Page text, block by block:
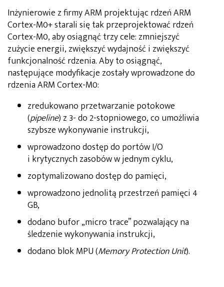
Inżynierowie z firmy ARM projektując rdzeń ARM
Cortex-M0+ starali się tak przeprojektować rdzeń
Cortex-M0, aby osiągnąć trzy cele: zmniejszyć
zużycie energii, zwiększyć wydajność i zwiększyć
funkcjonalność rdzenia. Aby to osiągnąć,
następujące modyfikacje zostały wprowadzone do
rdzenia ARM Cortex-M0:
zredukowano przetwarzanie potokowe
(pipeline) z 3- do 2-stopniowego, co umożliwia
szybsze wykonywanie instrukcji,
wprowadzono dostęp do portów I/O
i krytycznych zasobów w jednym cyklu,
zoptymalizowano dostęp do pamięci,
wprowadzono jednolitą przestrzeń pamięci 4
GB,
dodano bufor „micro trace” pozwalający na
śledzenie wykonywania instrukcji,
dodano blok MPU (Memory Protection Unit).